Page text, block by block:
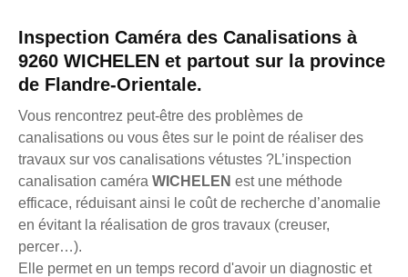
Inspection Caméra des Canalisations à
9260 WICHELEN et partout sur la province
de Flandre-Orientale.
Vous rencontrez peut-être des problèmes de
canalisations ou vous êtes sur le point de réaliser des
travaux sur vos canalisations vétustes ?L’inspection
canalisation caméra WICHELEN est une méthode
efficace, réduisant ainsi le coût de recherche d’anomalie
en évitant la réalisation de gros travaux (creuser,
percer…).
Elle permet en un temps record d'avoir un diagnostic et